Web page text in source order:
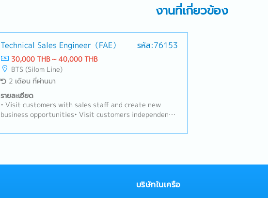
งานที่เกี่ยวข้อง
Technical Sales Engineer（FAE） รหัส:76153
30,000 THB ~ 40,000 THB
BTS (Silom Line)
2 เดือน ที่ผ่านมา
รายละเอียด
• Visit customers with sales staff and create new
business opportunities• Visit customers independently
technical proposals based on customer requirements•
บริษัทในเครือ